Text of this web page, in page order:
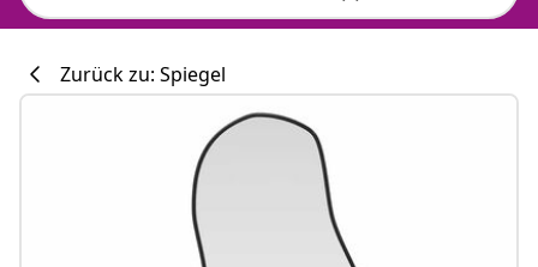
Zurück zu: Spiegel